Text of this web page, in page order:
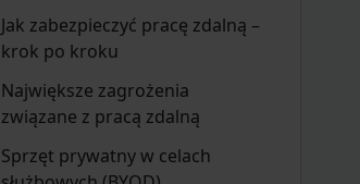
Jak zabezpieczyć pracę zdalną –
krok po kroku
Największe zagrożenia
związane z pracą zdalną
Sprzęt prywatny w celach